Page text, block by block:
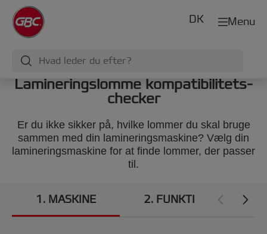
Menu
DK
Lamineringslomme kompatibilitets-
checker
Er du ikke sikker på, hvilke lommer du skal bruge
sammen med din lamineringsmaskine? Vælg din
lamineringsmaskine for at finde lommer, der passer
til.
1 MASKINE 2 FUNKTIONER